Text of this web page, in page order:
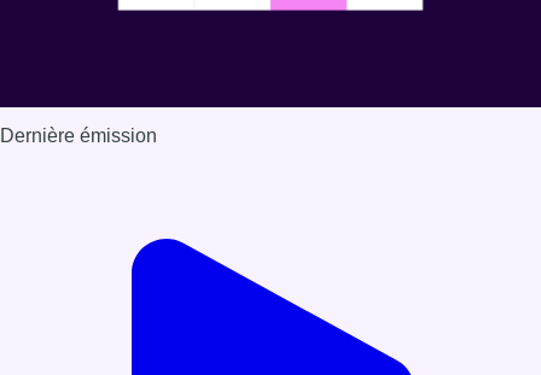
Dernière émission